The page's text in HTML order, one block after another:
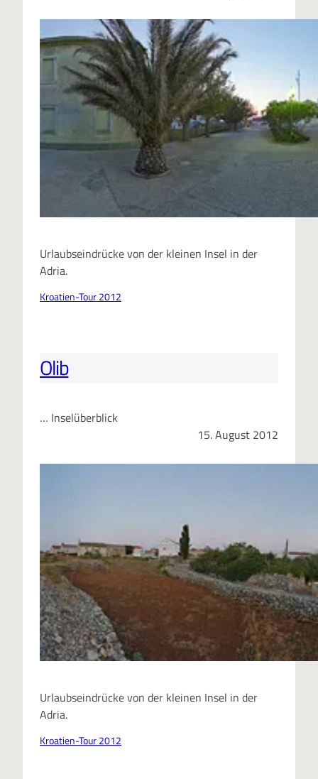
Urlaubseindrücke von der kleinen Insel in der
Adria.
Kroatien-Tour 2012
Olib
… Inselüberblick
15. August 2012
Urlaubseindrücke von der kleinen Insel in der
Adria.
Kroatien-Tour 2012